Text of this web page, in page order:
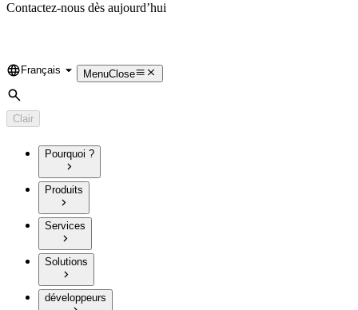
Contactez-nous dès aujourd’hui
Language
Français MenuClose
Rechercher
Clair
Pourquoi ?
Produits
Services
Solutions
développeurs